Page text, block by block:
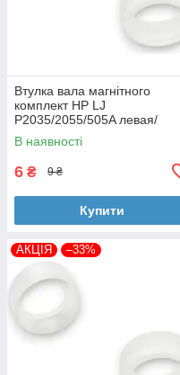
Втулка вала магнітного
комплект HP LJ
P2035/2055/505A левая/
правая Veaye (BSHMR-505A-
VE)
В наявності
6 ₴ 9 ₴
Купити
АКЦІЯ –33%